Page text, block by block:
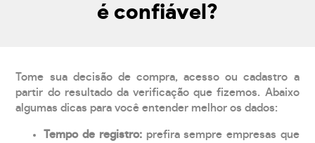
é confiável?
Tome sua decisão de compra, acesso ou cadastro a
partir do resultado da verificação que fizemos. Abaixo
algumas dicas para você entender melhor os dados:
Tempo de registro: prefira sempre empresas que